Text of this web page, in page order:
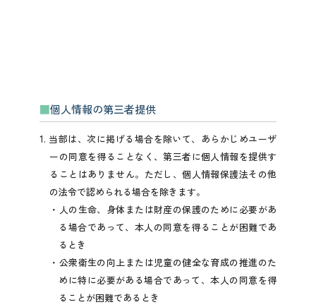
個人情報の第三者提供
1. 当部は、次に掲げる場合を除いて、あらかじめユーザ
ーの同意を得ることなく、第三者に個人情報を提供す
ることはありません。ただし、個人情報保護法その他
の法令で認められる場合を除きます。
人の生命、身体または財産の保護のために必要があ
る場合であって、本人の同意を得ることが困難であ
るとき
公衆衛生の向上または児童の健全な育成の推進のた
めに特に必要がある場合であって、本人の同意を得
ることが困難であるとき